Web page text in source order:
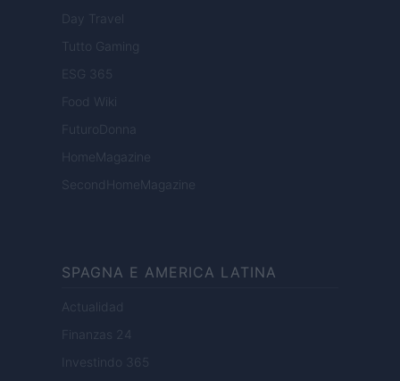
Day Travel
Tutto Gaming
ESG 365
Food Wiki
FuturoDonna
HomeMagazine
SecondHomeMagazine
SPAGNA E AMERICA LATINA
Actualidad
Finanzas 24
Investindo 365